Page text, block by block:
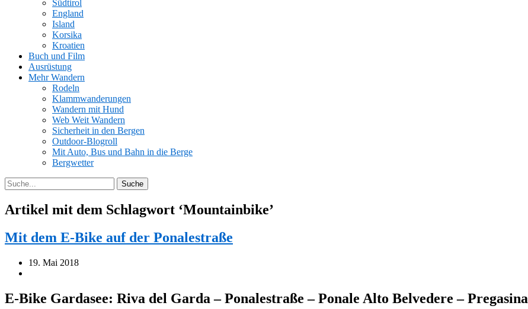
Südtirol
England
Island
Korsika
Kroatien
Buch und Film
Ausrüstung
Mehr Wandern
Rodeln
Klammwanderungen
Wandern mit Hund
Web Weit Wandern
Sicherheit in den Bergen
Outdoor-Blogroll
Mit Auto, Bus und Bahn in die Berge
Bergwetter
Artikel mit dem Schlagwort ‘Mountainbike’
Mit dem E-Bike auf der Ponalestraße
19. Mai 2018
E-Bike Gardasee: Riva del Garda – Ponalestraße – Ponale Alto Belvedere – Pregasina